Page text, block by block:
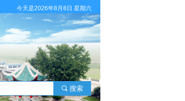
끠 搜索
今天是2026年8月8日 星期六